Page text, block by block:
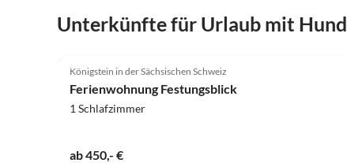
Unterkünfte für Urlaub mit Hund
Königstein in der Sächsischen Schweiz
Ferienwohnung Festungsblick
1 Schlafzimmer
ab 450,- €